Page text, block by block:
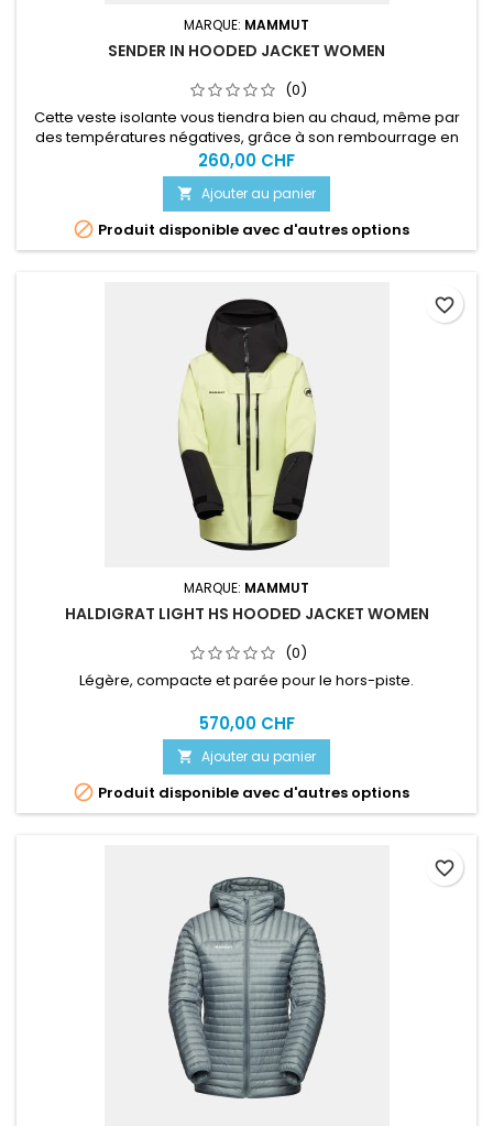
MARQUE: MAMMUT
SENDER IN HOODED JACKET WOMEN
(0)
Cette veste isolante vous tiendra bien au chaud, même par
des températures négatives, grâce à son rembourrage en
fibres synthétiques hors norme.
260,00 CHF
 Ajouter au panier
 Produit disponible avec d'autres options
MARQUE: MAMMUT
HALDIGRAT LIGHT HS HOODED JACKET WOMEN
(0)
Légère, compacte et parée pour le hors-piste.
570,00 CHF
 Ajouter au panier
 Produit disponible avec d'autres options
favorite_border
favorite_border